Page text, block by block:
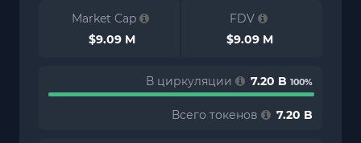
Market Cap
$9.09 M
FDV
$9.09 M
В циркуляции 7.20 B 100%
Всего токенов 7.20 B